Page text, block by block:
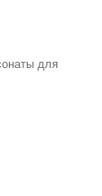
для